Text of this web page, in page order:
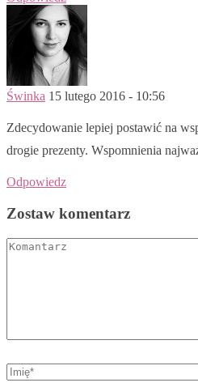
Świnka 15 lutego 2016 - 10:56
Zdecydowanie lepiej postawić na
drogie prezenty. Wspomnienia
Odpowiedz
Zostaw komentarz